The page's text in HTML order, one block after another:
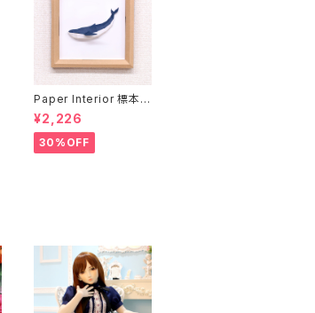
Paper Interior 標本
クジラ specimen wh
ale
¥2,226
30%OFF